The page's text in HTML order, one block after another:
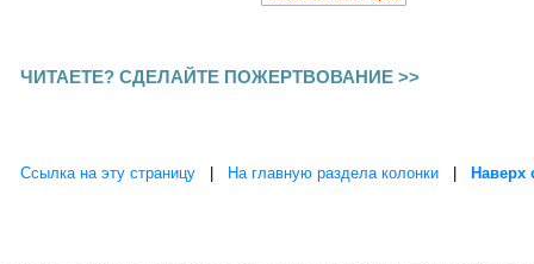
ЧИТАЕТЕ? СДЕЛАЙТЕ ПОЖЕРТВОВАНИЕ >>
Ссылка на эту страницу На главную раздела колонки Наверх